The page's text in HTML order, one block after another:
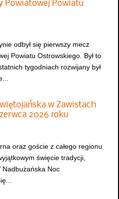
Powiatowej Powiatu
odbył się pierwszy mecz
Powiatu Ostrowskiego. Był to
tygodniach rozwijany był
w Zawistach
2026 roku
oraz goście z całego regionu
święcie tradycji,
Nadbużańska Noc